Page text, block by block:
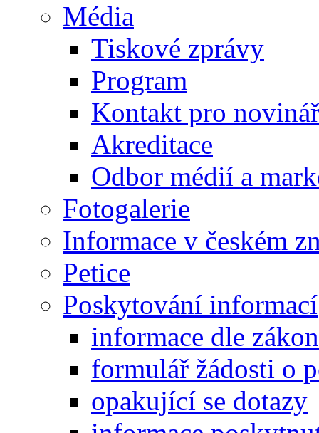
Média
Tiskové zprávy
Program
Kontakt pro
Akreditace
Odbor médií a
Fotogalerie
Informace v českém
Petice
Poskytování informací
informace dle
formulář žádosti o
opakující se dotazy